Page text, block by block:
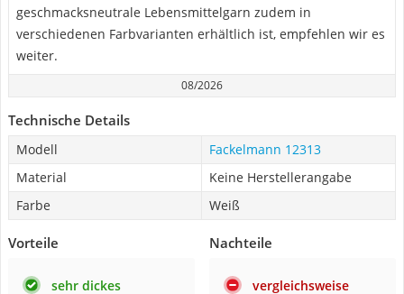
geschmacksneutrale Lebensmittelgarn zudem in
verschiedenen Farbvarianten erhältlich ist, empfehlen wir es
weiter.
08/2026
Technische Details
Modell
Fackelmann 12313
Material
Keine Herstellerangabe
Farbe
Weiß
Vorteile
sehr dickes
Nachteile
vergleichsweise